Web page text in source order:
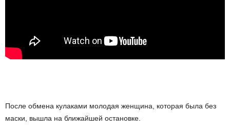
После обмена кулаками молодая женщина, которая была без
маски, вышла на ближайшей остановке.